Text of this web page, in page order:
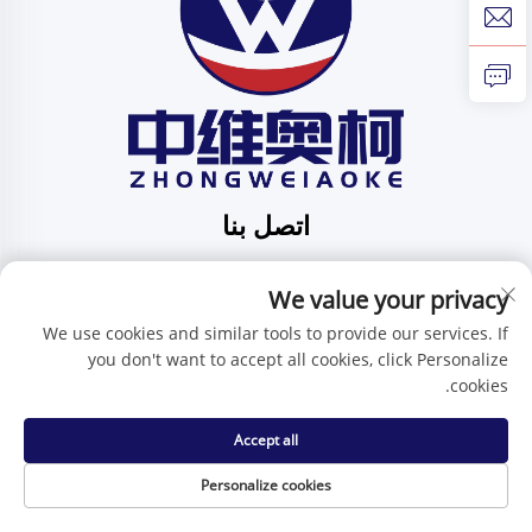
اتصل بنا
Add: الرقم 201، الشارع رقم 1 هوافنغ، مجتمع بينغدي، بلدية
بينغدي، شينتشن، مقاطعة قوانغدونغ، الصين
هاتف:+86-15986647296
البريد الإلكتروني:[email protected]
حقوق النسخ محفوظة © شركة شنتشن تشنغوي آي كيه للتكنولوجيا
المحدودة -
سياسة الخصوصية
We value your privacy
We use cookies and similar tools to provide our services. If
you don't want to accept all cookies, click Personalize
cookies.
Personalize cookies
Accept all